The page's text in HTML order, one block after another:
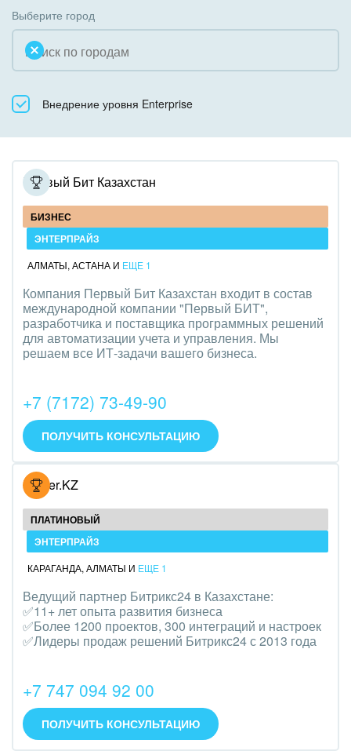
Интернет-магазин и CRM
Крупные корпоративные внедрения
Внедрение для медицины
Внедрение для гос.организаций
Внедрение онлайн-продаж
Внедрение онлайн-офиса / Интранета
Недвижимость, риэлтерские компании
Образование, наука
Общественно-политические организации
Охрана, безопасность
Промышленность
СМИ, издательства, справочники
Страхование
Строительство, ремонт и благоустройство
Транспорт, Авиация, автобизнес
Трудоустройство
PR, маркетинг, реклама,
АПК и пищевая промышленность
Выставки, семинары, конференции
Горнодобывающая отрасль
Досуг, туризм и отдых
комплексов
Инвестиционный бизнес
IT, Интернет
Консалтинговые и управленческие услуги
Выберите город
Внедрение уровня Enterprise
Первый Бит Казахстан
БИЗНЕС
ЭНТЕРПРАЙЗ
АЛМАТЫ, АСТАНА И ЕЩЕ 1
Компания Первый Бит Казахстан входит в состав
международной компании "Первый БИТ",
разработчика и поставщика программных решений
для автоматизации учета и управления. Мы
решаем все ИТ-задачи вашего бизнеса.
+7 (7172) 73-49-90
ПОЛУЧИТЬ КОНСУЛЬТАЦИЮ
Hoster.KZ
ПЛАТИНОВЫЙ
ЭНТЕРПРАЙЗ
КАРАГАНДА, АЛМАТЫ И ЕЩЕ 1
Ведущий партнер Битрикс24 в Казахстане:
✅11+ лет опыта развития бизнеса
✅Более 1200 проектов, 300 интеграций и настроек
✅Лидеры продаж решений Битрикс24 с 2013 года
+7 747 094 92 00
ПОЛУЧИТЬ КОНСУЛЬТАЦИЮ